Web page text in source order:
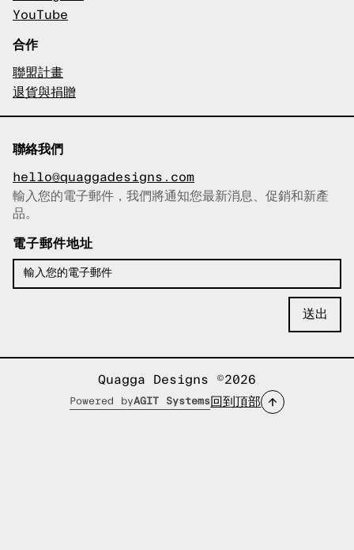
YouTube
合作
聯盟計畫
退貨與捐贈
聯絡我們
hello@quaggadesigns.com
已複製電子郵件！
輸入您的電子郵件，我們將通知您最新消息、促銷和新產
品。
電子郵件地址
Quagga Designs ©2026
Powered byAGIT Systems回到頂部